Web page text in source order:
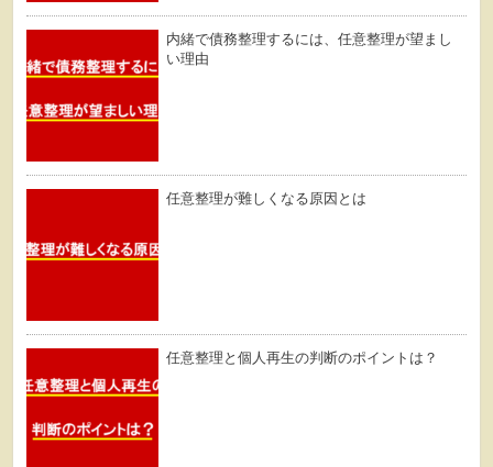
内緒で債務整理するには、任意整理が望まし
い理由
任意整理が難しくなる原因とは
任意整理と個人再生の判断のポイントは？